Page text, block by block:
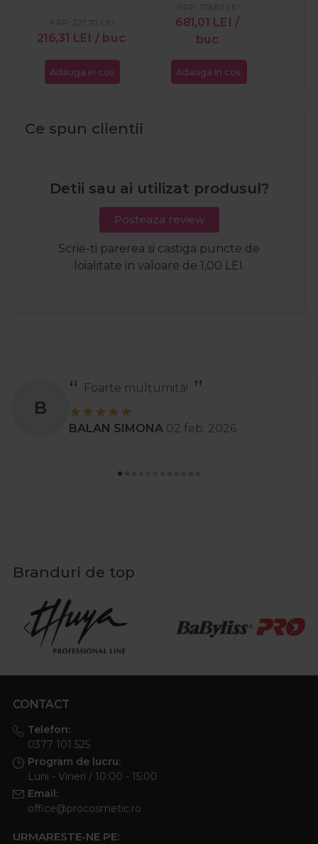
216,31 LEI / buc
PRP: 227,70 LEI
Adauga in cos
681,01 LEI /
buc
PRP: 716,85 LEI
Adauga in cos
Ce spun clientii
Detii sau ai utilizat produsul?
Posteaza review
Scrie-ti parerea si castiga puncte de
loialitate in valoare de 1,00 LEI.
B
Foarte mulțumită!
BALAN SIMONA 02 feb. 2026
Branduri de top
CONTACT
Telefon:
0377 101 525
Program de lucru:
Luni - Vineri / 10:00 - 15:00
Email:
office@procosmetic.ro
URMARESTE-NE PE: